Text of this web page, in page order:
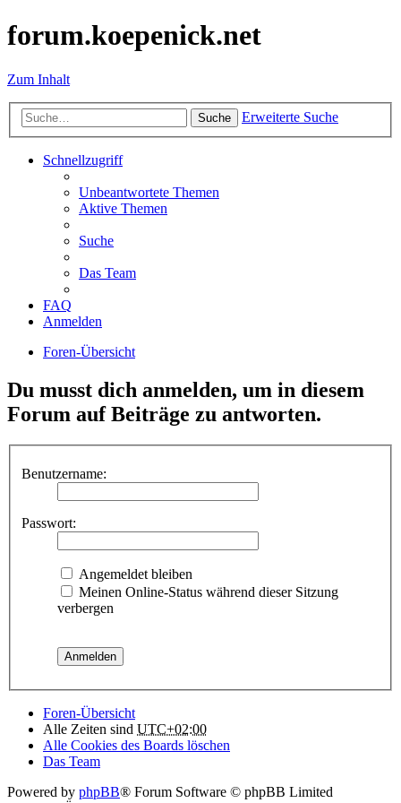
forum.koepenick.net
Zum Inhalt
Suche Erweiterte Suche
Schnellzugriff
Unbeantwortete Themen
Aktive Themen
Suche
Das Team
FAQ
Anmelden
Foren-Übersicht
Du musst dich anmelden, um in diesem
Forum auf Beiträge zu antworten.
Benutzername:
Passwort:
Angemeldet bleiben
Meinen Online-Status während dieser Sitzung
verbergen
Foren-Übersicht
Alle Zeiten sind UTC+02:00
Alle Cookies des Boards löschen
Das Team
Powered by phpBB® Forum Software © phpBB Limited